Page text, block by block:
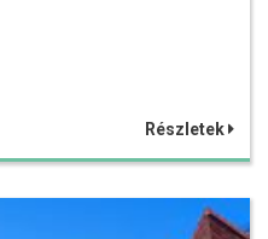
Részletek